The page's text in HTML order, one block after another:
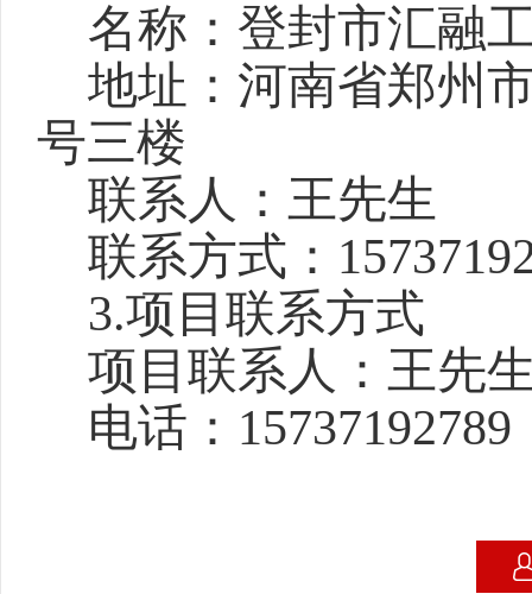
名称：登封市汇融
地址：河南省郑州
号三楼
联系人：王先生
联系方式：
3.项目联系方式
项目联系人：王先
电话： 15737192789